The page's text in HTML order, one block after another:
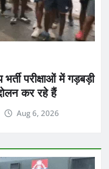
परीक्षाओं में गड़बड़ी
कर रहे हैं
Aug 6, 2026